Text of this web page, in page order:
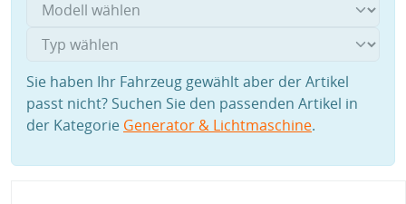
Sie haben Ihr Fahrzeug gewählt aber der Artikel
passt nicht? Suchen Sie den passenden Artikel in
der Kategorie Generator & Lichtmaschine.